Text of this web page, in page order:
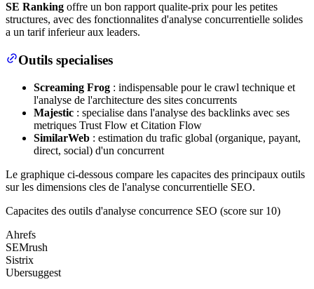
SE Ranking offre un bon rapport qualite-prix pour les petites
structures, avec des fonctionnalites d'analyse concurrentielle solides
a un tarif inferieur aux leaders.
Outils specialises
Screaming Frog : indispensable pour le crawl technique et
l'analyse de l'architecture des sites concurrents
Majestic : specialise dans l'analyse des backlinks avec ses
metriques Trust Flow et Citation Flow
SimilarWeb : estimation du trafic global (organique, payant,
direct, social) d'un concurrent
Le graphique ci-dessous compare les capacites des principaux outils
sur les dimensions cles de l'analyse concurrentielle SEO.
Capacites des outils d'analyse concurrence SEO (score sur 10)
Ahrefs
SEMrush
Sistrix
Ubersuggest